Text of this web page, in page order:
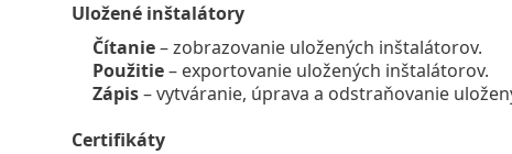
Uložené inštalátory
Čítanie– zobrazovanie uložených inštalátorov.
Použitie– exportovanie uložených inštalátorov.
Zápis– vytváranie, úprava a odstraňovanie
Certifikáty